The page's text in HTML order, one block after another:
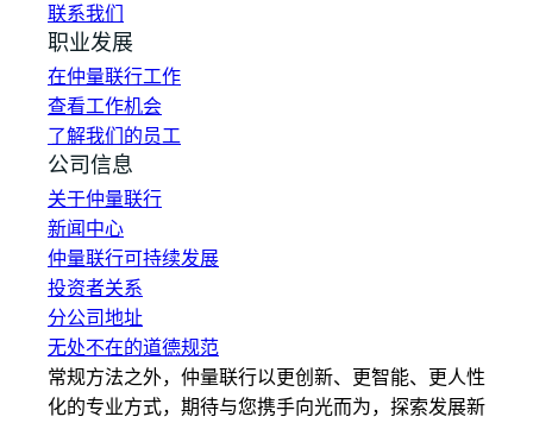
联系我们
职业发展
在仲量联行工作
查看工作机会
了解我们的员工
公司信息
关于仲量联行
新闻中心
仲量联行可持续发展
投资者关系
分公司地址
无处不在的道德规范
常规方法之外，仲量联行以更创新、更智能、更人性
化的专业方式，期待与您携手向光而为，探索发展新